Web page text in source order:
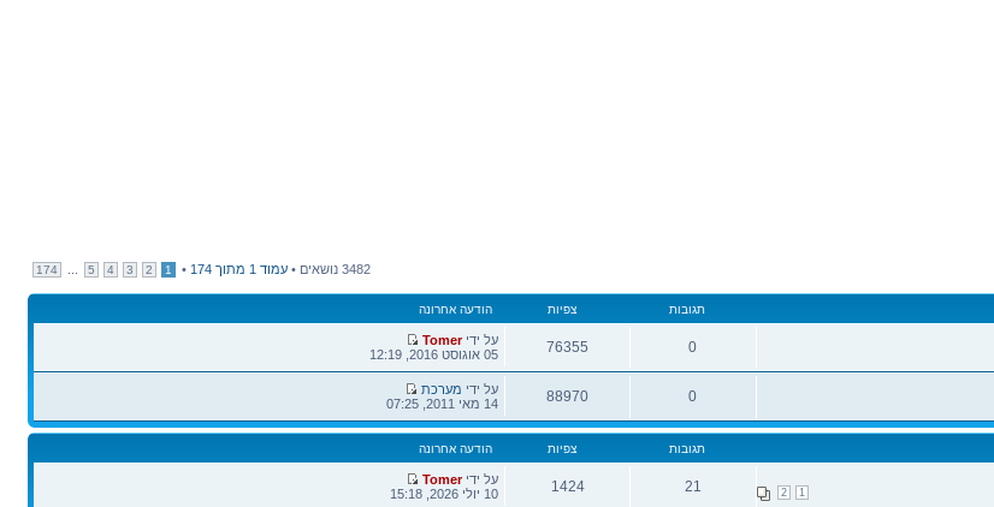
3482 נושאים • עמוד 1 מתוך 174
•
1
2
3
4
5
174
תגובות צפיות הודעה אחרונה
0
תגובות
76355
צפיות
הודעה
אחרונה
על ידיTomer
05 אוגוסט 2016, 12:19
0
תגובות
88970
צפיות
הודעה
אחרונה
על ידי מערכת
14 מאי 2011, 07:25
תגובות צפיות הודעה אחרונה
1
2
21
1424
הודעה
אחרונה
על ידיTomer
10 יולי 2026, 15:18